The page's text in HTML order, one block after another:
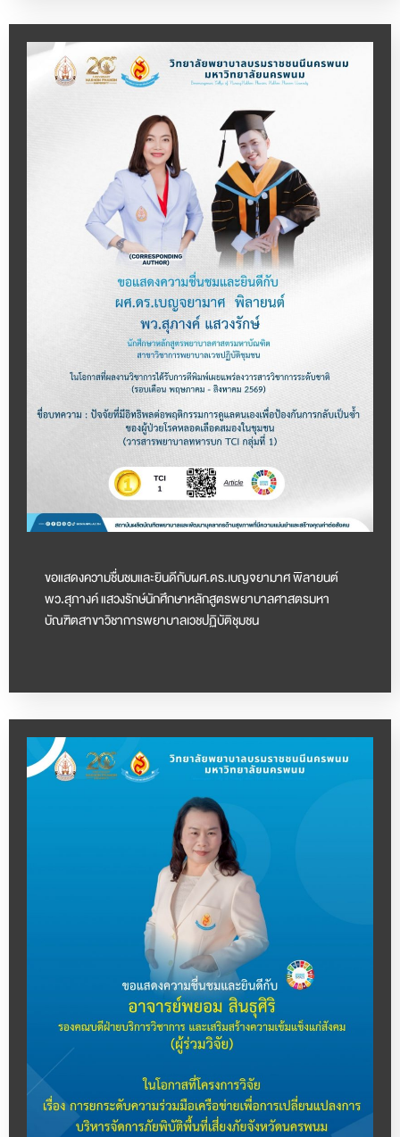
ขอแสดงความชื่นชมและยินดีกับผศ.ดร.เบญจยามาศ พิลายนต์
พว.สุภางค์ แสวงรักษ์นักศึกษาหลักสูตรพยาบาลศาสตรมหา
บัณฑิตสาขาวิชาการพยาบาลเวชปฏิบัติชุมชน